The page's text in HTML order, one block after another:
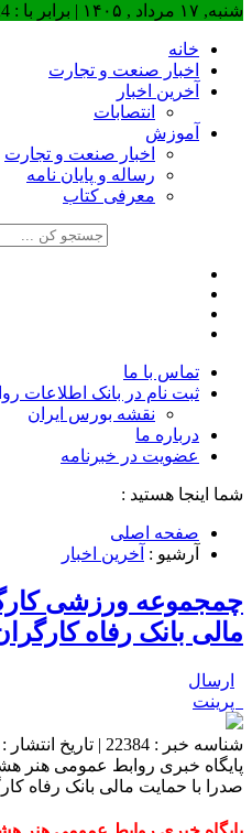
شنبه, ۱۷ مرداد , ۱۴۰۵ | برابر با : 24 صفر 1448
خانه
اخبار صنعت و تجارت
آخرین اخبار
انتصابات
آموزش
اخبار صنعت و تجارت
رساله و پایان نامه
معرفی کتاب
تماس با ما
ثبت نام در بانک اطلاعات
نقشه بورس ایران
درباره ما
عضويت در خبرنامه
شما اینجا هستید :
صفحه اصلی
آرشیو : آخرین اخبار
چمجموعه ورزشی
مالی بانک رفاه
ارسال
پرینت
شناسه خبر : 22384 | تاریخ انتشار : 25 آگوست 2025 - 21:24 |
پایگاه خبری روابط عمومی هنر
صدرا با حمایت مالی بانک رفاه